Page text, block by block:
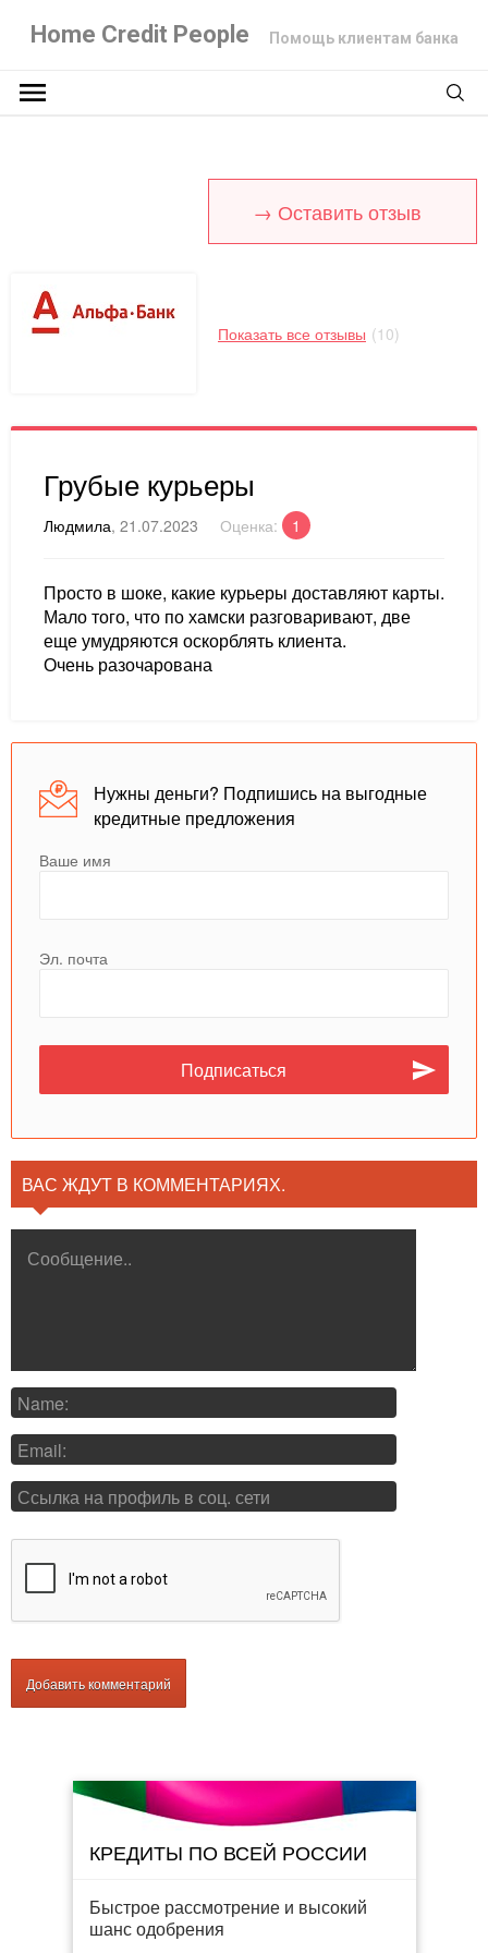
Home Credit People Помощь клиентам банка
→ Оставить отзыв
Показать все отзывы (10)
Грубые курьеры
Людмила, 21.07.2023 Оценка: 1
Просто в шоке, какие курьеры доставляют карты.
Мало того, что по хамски разговаривают, две
еще умудряются оскорблять клиента.
Очень разочарована
Нужны деньги? Подпишись на выгодные
кредитные предложения
Ваше имя
Эл. почта
ВАС ЖДУТ В КОММЕНТАРИЯХ.
КРЕДИТЫ ПО ВСЕЙ РОССИИ
Быстрое рассмотрение и высокий
шанс одобрения